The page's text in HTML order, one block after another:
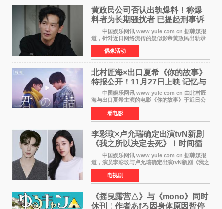
黄政民公司否认出轨爆料！称爆
料者为长期骚扰者 已提起刑事诉
中国娱乐网讯 www yule com cn 据韩媒报
道，针对近日网络流传的疑似影帝黄政民出轨录
音及短信爆料，黄政民所属经纪公司于今日正式
发表声明，明确否认相关传闻。 公司表示，
爆料者是一名长
偶像活动
北村匠海×出口夏希《你的故事》
特报公开！11月27日上映 记忆与
初恋的奇幻交织
中国娱乐网讯 www yule com cn 由北村匠
海与出口夏希主演的电影《你的故事》于近日公
开特报影像，正式定档11月27日上映。 本片
改编自三秋缒同名小说，编剧由曾执笔《孤独摇
滚！》的吉田惠
看电影
李彩玟×卢允瑞确定出演tvN新剧
《我之所以决定去死》！时间循
环青春爱情来袭
中国娱乐网讯 www yule com cn 据韩媒报
道，演员李彩玟与卢允瑞确定出演tvN新剧《我之
所以决定去死》，分别担任男女主角。该剧预计
将于明年播出，引发观众期待。 本剧改编自
NAVER同名人气
电视剧
《摇曳露营△》与《mono》同时
休刊！作者あfろ因身体原因暂停